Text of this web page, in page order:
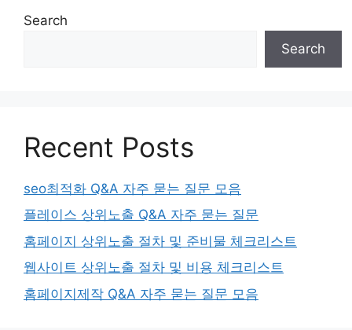
Search
Search
Recent Posts
seo최적화 Q&A 자주 묻는 질문 모음
플레이스 상위노출 Q&A 자주 묻는 질문
홈페이지 상위노출 절차 및 준비물 체크리스트
웹사이트 상위노출 절차 및 비용 체크리스트
홈페이지제작 Q&A 자주 묻는 질문 모음